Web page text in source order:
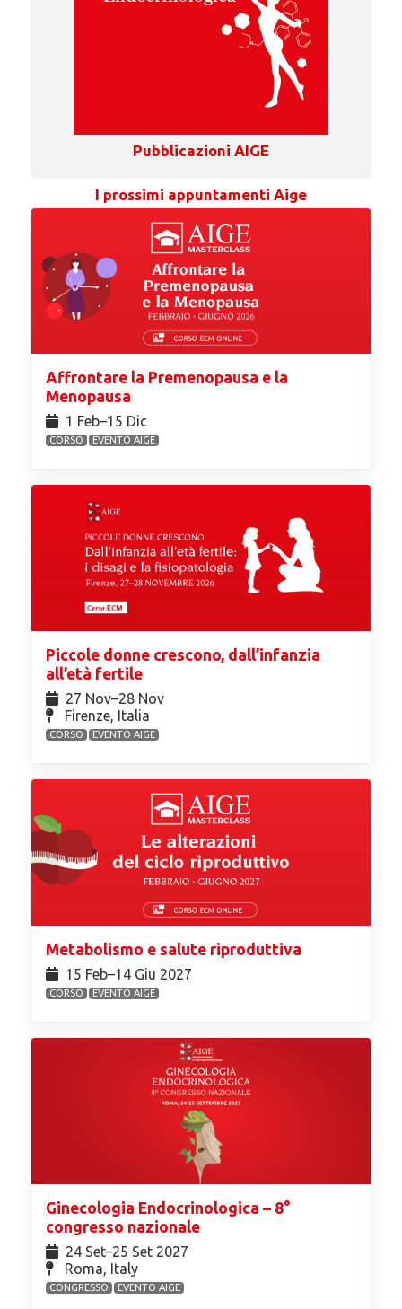
Pubblicazioni AIGE
I prossimi appuntamenti Aige
Affrontare la Premenopausa e la
Menopausa
1 Feb⁠–15 Dic
CORSO EVENTO AIGE
Piccole donne crescono, dall’infanzia
all’età fertile
27 Nov⁠–28 Nov
Firenze, Italia
CORSO EVENTO AIGE
Metabolismo e salute riproduttiva
15 Feb⁠–14 Giu 2027
CORSO EVENTO AIGE
Ginecologia Endocrinologica – 8°
congresso nazionale
24 Set⁠–25 Set 2027
Roma, Italy
CONGRESSO EVENTO AIGE